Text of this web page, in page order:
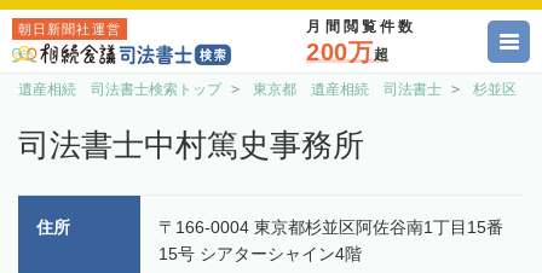
朝日新聞社運営 月間閲覧件数
200万超
遺産相続 司法書士検索トップ 東京都 遺産相続 司法書士 杉並区
司法書士中村篤史事務所
住所
〒166-0004 東京都杉並区阿佐谷南1丁目15番
15号 シアターシャイン4階